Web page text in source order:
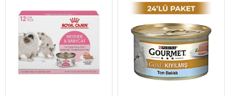
Gereksinim
Bağışıklık Sistemi Gelişimi Damak
Tatlarına Uygun
Dengeli Beslenme Tüy
ve Deri Sağlığı
Kedi Maması
İçerik
Sebze